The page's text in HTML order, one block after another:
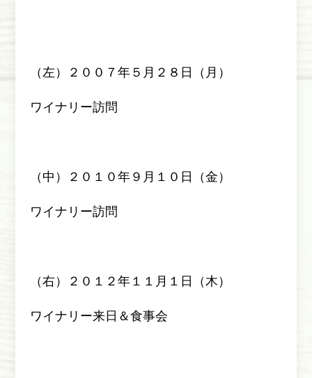
（左）２００７年５月２８日（月）
ワイナリー訪問
（中）２０１０年９月１０日（金）
ワイナリー訪問
（右）２０１２年１１月１日（木）
ワイナリー来日＆食事会